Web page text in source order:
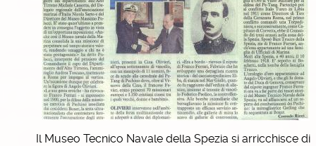
Il Museo Tecnico Navale della Spezia si arricchisce di